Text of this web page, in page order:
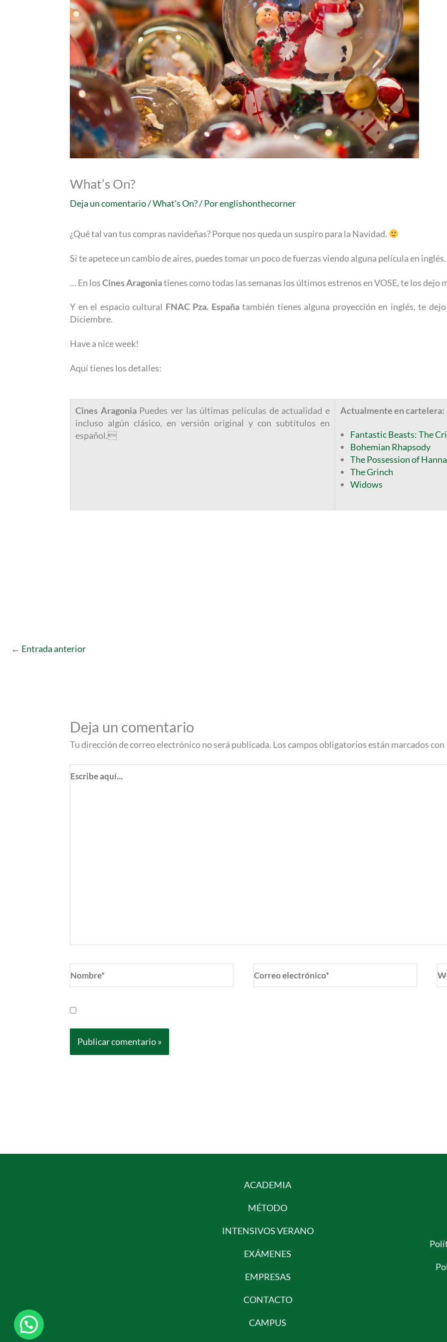
What’s On?
Deja un comentario/What's On?/ Porenglishonthecorner
¿Qué tal van tus compras navideñas? Porque nos queda un suspiro para la Navidad.
Si te apetece un cambio de aires, puedes tomar un poco de fuerzas viendo alguna película en inglés.
… En losCines Aragoniatienes como todas las semanas los últimos estrenos en VOSE, te los dejo
Y en el espacio cultural FNAC Pza. Españatambién tienes alguna proyección en inglés, te
Diciembre.
Have a nice week!
Aquí tienes los detalles:
Cines Aragonia Puedes ver las últimas películas de actualidad e
incluso algún clásico, en versión original y con subtítulos en
español.
Actualmente en cartelera:
Fantastic Beasts: The
Bohemian Rhapsody
The Possession of
The Grinch
Widows
← Entrada anterior
Deja un comentario
Tu dirección de correo electrónico no será publicada. Los campos obligatorios están marcados con
aquí...
electrónico*
ACADEMIA
MÉTODO
INTENSIVOS VERANO
EXÁMENES
EMPRESAS
CONTACTO
CAMPUS